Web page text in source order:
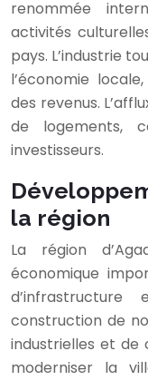
renommée
activités
pays. L’industrie
l’économie
des revenus.
de logements,
investisseurs.
la région
La région
économique
construction de
industrielles et de
moderniser la